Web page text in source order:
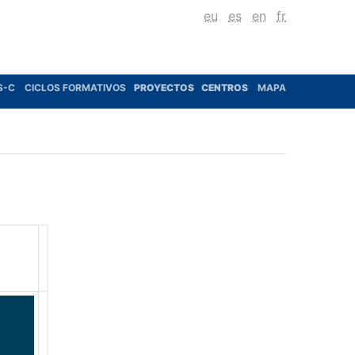
eu es en fr
C CICLOS FORMATIVOS PROYECTOS CENTROS MAPA